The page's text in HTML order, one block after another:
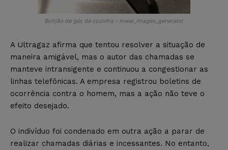
Botijão de gás de cozinha – mwai_images_generator
A Ultragaz afirma que tentou resolver a situação de
maneira amigável, mas o autor das chamadas se
manteve intransigente e continuou a congestionar as
linhas telefônicas. A empresa registrou boletins de
ocorrência contra o homem, mas a ação não teve o
efeito desejado.
O indivíduo foi condenado em outra ação a parar de
realizar chamadas diárias e incessantes. No entanto,